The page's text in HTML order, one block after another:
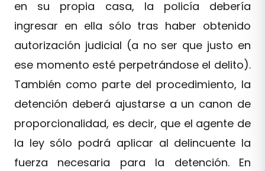
en su propia casa, la policía debería
ingresar en ella sólo tras haber obtenido
autorización judicial (a no ser que justo en
ese momento esté perpetrándose el delito).
También como parte del procedimiento, la
detención deberá ajustarse a un canon de
proporcionalidad, es decir, que el agente de
la ley sólo podrá aplicar al delincuente la
fuerza necesaria para la detención. En